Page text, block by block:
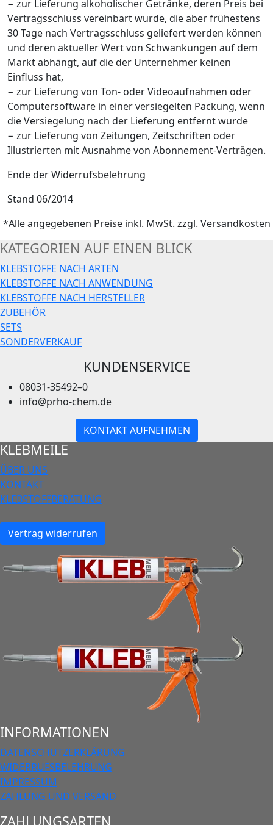
− zur Lieferung alkoholischer Getränke, deren Preis bei
Vertragsschluss vereinbart wurde, die aber frühestens
30 Tage nach Vertragsschluss geliefert werden können
und deren aktueller Wert von Schwankungen auf dem
Markt abhängt, auf die der Unternehmer keinen
Einfluss hat,
− zur Lieferung von Ton- oder Videoaufnahmen oder
Computersoftware in einer versiegelten Packung, wenn
die Versiegelung nach der Lieferung entfernt wurde
− zur Lieferung von Zeitungen, Zeitschriften oder
Illustrierten mit Ausnahme von Abonnement-Verträgen.
Ende der Widerrufsbelehrung
Stand 06/2014
*Alle angegebenen Preise inkl. MwSt. zzgl. Versandkosten
KATEGORIEN AUF EINEN BLICK
KLEBSTOFFE NACH ARTEN
KLEBSTOFFE NACH ANWENDUNG
KLEBSTOFFE NACH HERSTELLER
ZUBEHÖR
SETS
SONDERVERKAUF
KUNDENSERVICE
08031-35492–0
info@prho-chem.de
KONTAKT AUFNEHMEN
KLEBMEILE
ÜBER UNS
KONTAKT
KLEBSTOFFBERATUNG
Vertrag widerrufen
INFORMATIONEN
DATENSCHUTZERKLÄRUNG
WIDERRUFSBELEHRUNG
IMPRESSUM
ZAHLUNG UND VERSAND
ZAHLUNGSARTEN